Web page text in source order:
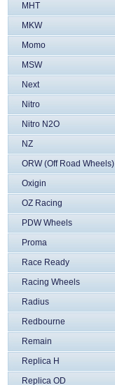
MHT
MKW
Momo
MSW
Next
Nitro
Nitro N2O
NZ
ORW (Off Road Wheels)
Oxigin
OZ Racing
PDW Wheels
Proma
Race Ready
Racing Wheels
Radius
Redbourne
Remain
Replica H
Replica OD